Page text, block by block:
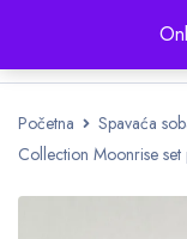
Početna Spavaća
Collection Moonrise